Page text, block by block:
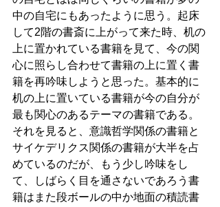
中の自宅にもあったように思う。起床
して2階の書斎に上がって来た時、机の
上に置かれている書籍を見て、今の関
心に照らし合わせて書籍の上に置く書
籍を再吟味しようと思った。基本的に
机の上に置いている書籍が今の自分が
最も関心のあるテーマの書籍である。
それを見ると、意識哲学関係の書籍と
サイケデリクス関係の書籍が大半を占
めているのだが、もう少し吟味をし
て、しばらく目を通さないであろう書
籍はまた段ボールの中か地面の積読書